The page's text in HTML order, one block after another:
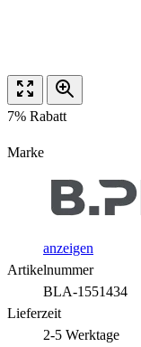
7% Rabatt
Marke
anzeigen
Artikelnummer
BLA-1551434
Lieferzeit
2-5 Werktage